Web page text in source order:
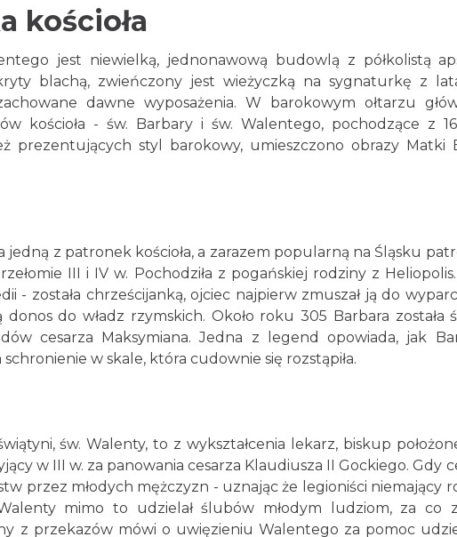
kościoła
jest niewielką, jednonawową budowlą z półkolistą
blachą, zwieńczony jest wieżyczką na sygnaturkę z
dawne wyposażenia. W barokowym ołtarzu
kościoła - św. Barbary i św. Walentego, pochodzące z
prezentujących styl barokowy, umieszczono obrazy Matki
jedną z patronek kościoła, a zarazem popularną na Śląsku
III i IV w. Pochodziła z pogańskiej rodziny z
- została chrześcijanką, ojciec najpierw zmuszał ją do
donos do władz rzymskich. Około roku 305 Barbara została
cesarza Maksymiana. Jedna z legend opowiada, jak
w skale, która cudownie się rozstąpiła.
św. Walenty, to z wykształcenia lekarz, biskup
w III w. za panowania cesarza Klaudiusza II Gockiego. Gdy
przez młodych mężczyzn - uznając że legioniści niemający
mimo to udzielał ślubów młodym ludziom, za co
z przekazów mówi o uwięzieniu Walentego za pomoc